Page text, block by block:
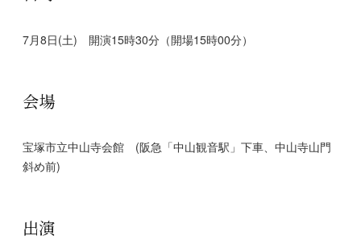
7月8日(土) 開演15時30分（開場15時00分）
会場
宝塚市立中山寺会館 (阪急「中山観音駅」下車、中山寺山門
斜め前)
出演